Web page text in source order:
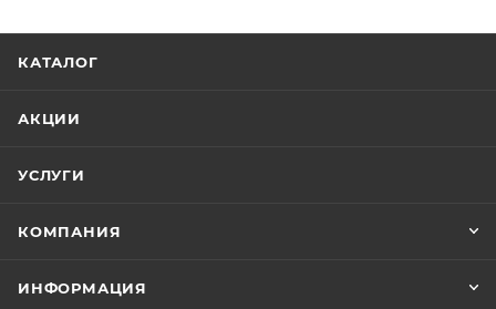
КАТАЛОГ
АКЦИИ
УСЛУГИ
КОМПАНИЯ
ИНФОРМАЦИЯ